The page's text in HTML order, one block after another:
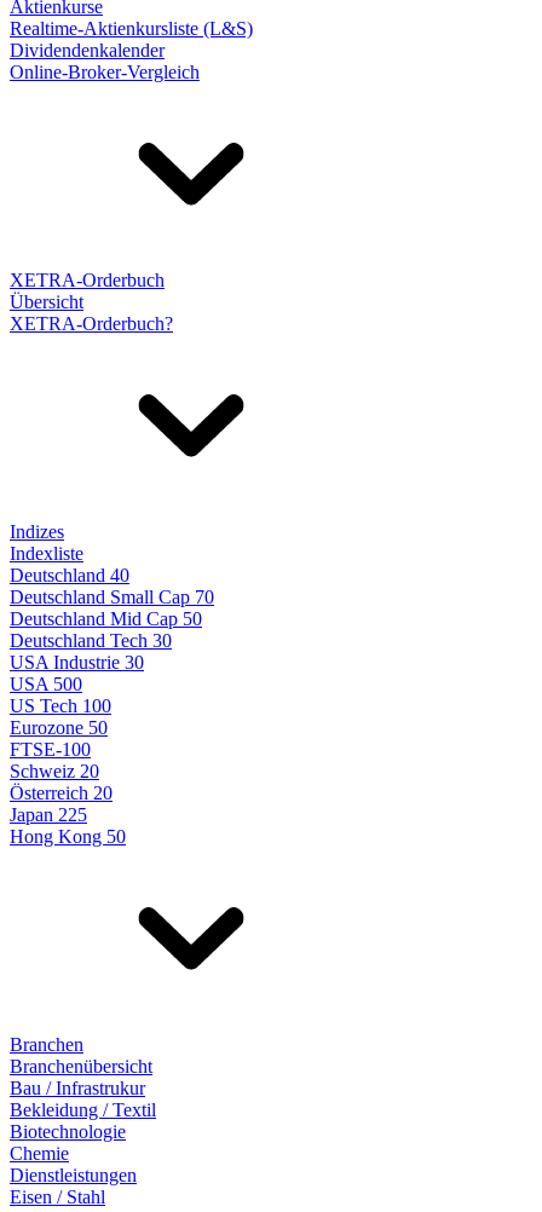
Aktienkurse
Realtime-Aktienkursliste (L&S)
Dividendenkalender
Online-Broker-Vergleich
XETRA-Orderbuch
Übersicht
XETRA-Orderbuch?
Indizes
Indexliste
Deutschland 40
Deutschland Small Cap 70
Deutschland Mid Cap 50
Deutschland Tech 30
USA Industrie 30
USA 500
US Tech 100
Eurozone 50
FTSE-100
Schweiz 20
Österreich 20
Japan 225
Hong Kong 50
Branchen
Branchenübersicht
Bau / Infrastrukur
Bekleidung / Textil
Biotechnologie
Chemie
Dienstleistungen
Eisen / Stahl